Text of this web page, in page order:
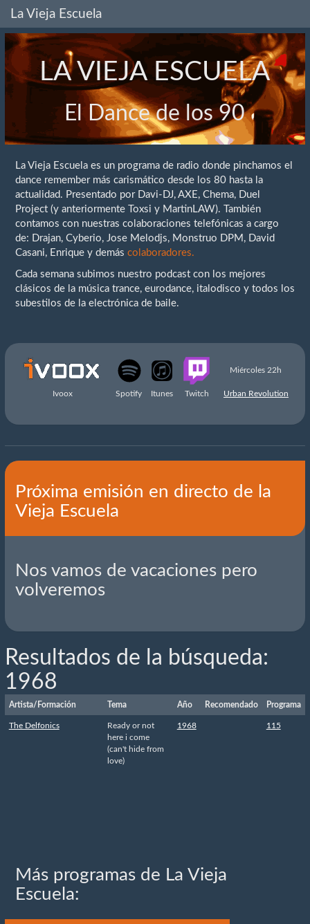
La Vieja Escuela
LA VIEJA ESCUELA
El Dance de los 90
La Vieja Escuela es un programa de radio donde pinchamos el
dance remember más carismático desde los 80 hasta la
actualidad. Presentado por Davi-DJ, AXE, Chema, Duel
Project (y anteriormente Toxsi y MartinLAW). También
contamos con nuestras colaboraciones telefónicas a cargo
de: Drajan, Cyberio, Jose Melodjs, Monstruo DPM, David
Casani, Enrique y demás colaboradores.
Cada semana subimos nuestro podcast con los mejores
clásicos de la música trance, eurodance, italodisco y todos los
subestilos de la electrónica de baile.
Miércoles 22h
Ivoox Spotify Itunes Twitch Urban Revolution
Próxima emisión en directo de la
Vieja Escuela
Nos vamos de vacaciones pero
volveremos
Resultados de la búsqueda:
1968
Artista/Formación Tema Año Recomendado Programa
The Delfonics
Ready or not
here i come
(can't hide from
love)
1968 115
Más programas de La Vieja
Escuela: